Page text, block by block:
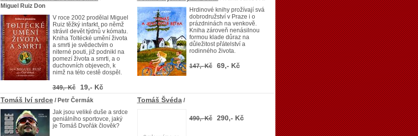
Miguel Ruiz Don
V roce 2002 prodělal Miguel
Ruiz těžký infarkt, po němž
strávil devět týdnů v kómatu.
Kniha Toltécké umění života
a smrti je svědectvím o
niterné pouti, již podnikl na
pomezí života a smrti, a o
duchovních objevech, k
nimž na této cestě dospěl.
349,- Kč 19,- Kč
Hrdinové knihy prožívají svá
dobrodružství v Praze i o
prázdninách na venkově.
Kniha zároveň nenásilnou
formou klade důraz na
důležitost přátelství a
rodinného života.
147,- Kč 69,- Kč
Tomáš lví srdce/ Petr Čermák
Jak jsou veliké duše a srdce
geniálního sportovce, jaký
je Tomáš Dvořák člověk?
Tomáš Švéda/
490,- Kč 290,- Kč